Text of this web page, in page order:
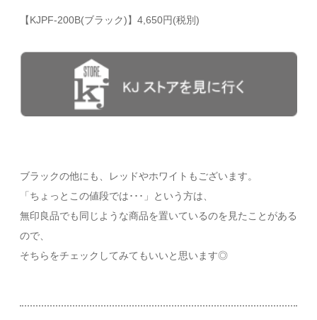
【KJPF-200B(ブラック)】4,650円(税別)
ブラックの他にも、レッドやホワイトもございます。
「ちょっとこの値段では･･･」という方は、
無印良品でも同じような商品を置いているのを見たことがある
ので、
そちらをチェックしてみてもいいと思います◎